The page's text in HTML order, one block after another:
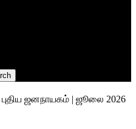
புதிய ஜனநாயகம் | ஜூலை 2026